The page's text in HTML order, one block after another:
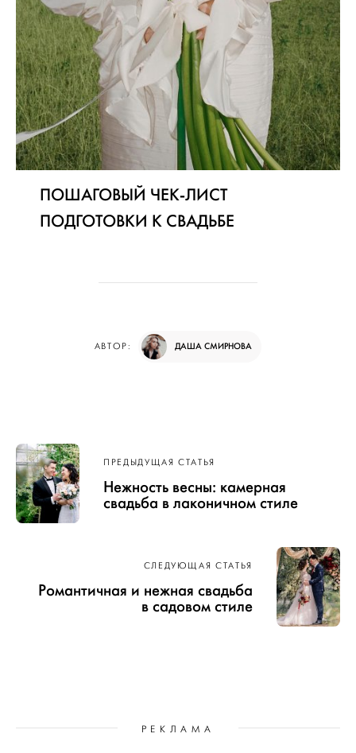
ПОШАГОВЫЙ ЧЕК-ЛИСТ
ПОДГОТОВКИ К СВАДЬБЕ
АВТОР: ДАША СМИРНОВА
Навигация
по записям
ПРЕДЫДУЩАЯ СТАТЬЯ
Нежность весны: камерная
свадьба в лаконичном стиле
СЛЕДУЮЩАЯ СТАТЬЯ
Романтичная и нежная свадьба
в садовом стиле
РЕКЛАМА